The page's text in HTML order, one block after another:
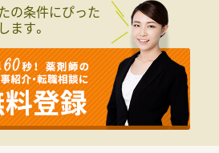
ら若手まで幅広い層の薬剤師が活躍してお
先輩の指導を受けながら安心して成長でき
性を活かした運営をしており、四街道店に
の仲が良く、非常に風通しの良い職場環境
プを積極的に応援しており、現場から幹部
剤師も在籍するなど、誰もが主役になれる職
の条件にぴった
ます。